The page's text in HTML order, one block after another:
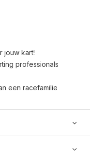
jouw kart!
professionals
een racefamilie